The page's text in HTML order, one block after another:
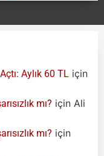
Aylık 60 TL için
mı? için Ali
mı? için